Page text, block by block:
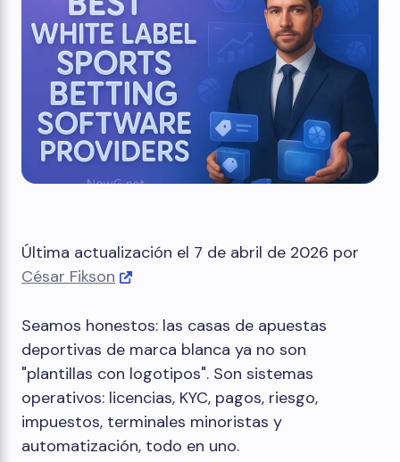
Última actualización el 7 de abril de 2026 por
César Fikson
Seamos honestos: las casas de apuestas
deportivas de marca blanca ya no son
"plantillas con logotipos". Son sistemas
operativos: licencias, KYC, pagos, riesgo,
impuestos, terminales minoristas y
automatización, todo en uno.